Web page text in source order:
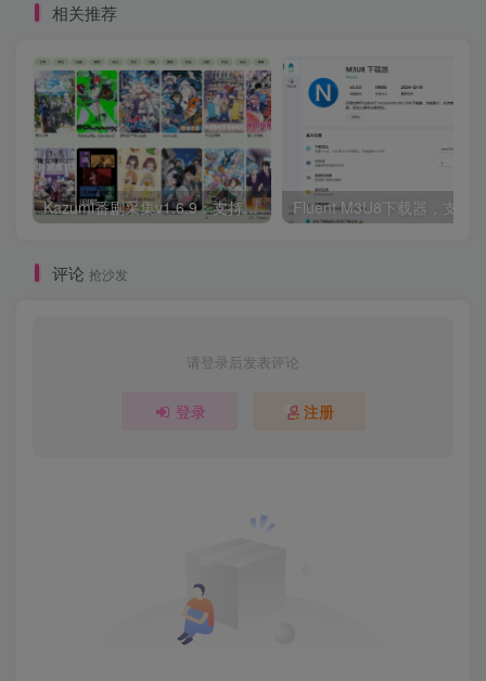
修图工具
相关推荐
Kazumi番剧采集v1.6.9：支持自定义规则+在线观看+弹幕，跨平台下载 Fluent M3U8下载器，支持
评论 抢沙发
请登录后发表评论
登录 注册